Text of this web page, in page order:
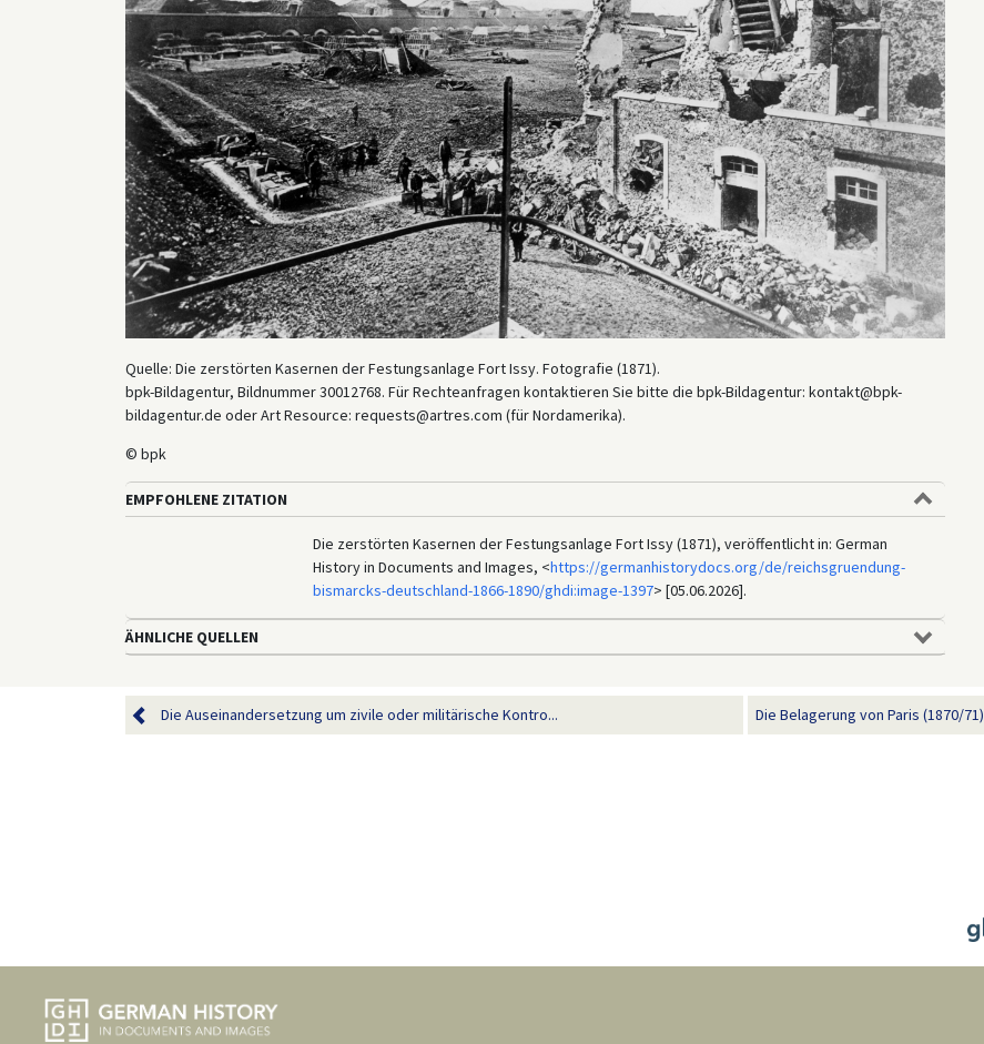
Quelle: Die zerstörten Kasernen der Festungsanlage Fort Issy. Fotografie (1871).
bpk-Bildagentur, Bildnummer 30012768. Für Rechteanfragen kontaktieren Sie bitte die bpk-Bildagentur: kontakt@bpk-
bildagentur.de oder Art Resource: requests@artres.com (für Nordamerika).
© bpk
EMPFOHLENE ZITATION
Die zerstörten Kasernen der Festungsanlage Fort Issy (1871), veröffentlicht in: German
History in Documents and Images, <https://germanhistorydocs.org/de/reichsgruendung-
bismarcks-deutschland-1866-1890/ghdi:image-1397> [05.06.2026].
ÄHNLICHE QUELLEN
Die Auseinandersetzung um zivile oder militärische Kontro... Die Belagerung von Paris (1870/71)